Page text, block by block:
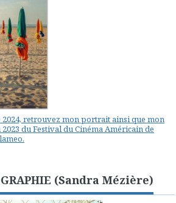
retrouvez mon portrait ainsi que mon
du Festival du Cinéma Américain de
(Sandra Mézière)